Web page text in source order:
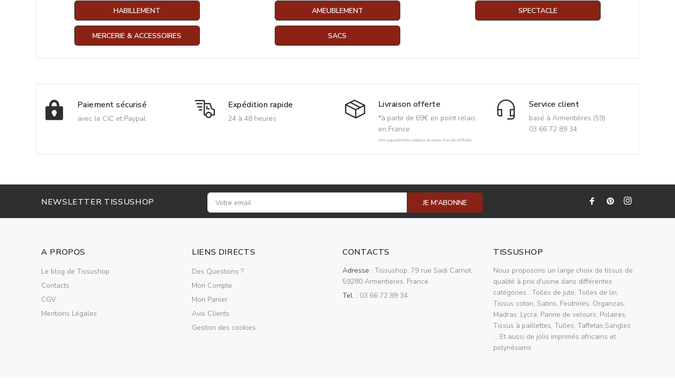
HABILLEMENT AMEUBLEMENT SPECTACLE
MERCERIE & ACCESSOIRES SACS
Paiement sécurisé
avec le CIC et Paypal
Expédition rapide
24 à 48 heures
Livraison offerte
*à partir de 69€ en point relais
en France
hors suppléments rouleaux et zones d'accès difficiles
Service client
basé à Armentières (59)
03 66 72 89 34
NEWSLETTER TISSUSHOP JE M'ABONNE
A PROPOS
Le blog de Tissushop
Contacts
CGV
Mentions Légales
LIENS DIRECTS
Des Questions ?
Mon Compte
Mon Panier
Avis Clients
Gestion des cookies
CONTACTS
Adresse : Tissushop, 79 rue Sadi Carnot,
59280 Armentieres, France
Tel. : 03 66 72 89 34
TISSUSHOP
Nous proposons un large choix de tissus de
qualité à prix d'usine dans différentes
catégories : Toiles de jute, Toiles de lin,
Tissus coton, Satins, Feutrines, Organzas,
Madras, Lycra, Panne de velours, Polaires,
Tissus à paillettes, Tulles, Taffetas,Sangles
... Et aussi de jolis imprimés africains et
polynésiens